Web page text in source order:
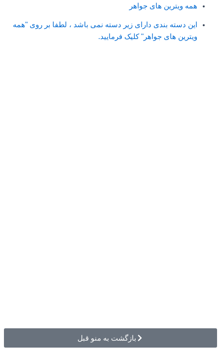
همه ویترین های جواهر
این دسته بندی دارای زیر دسته نمی باشد ، لطفا بر روی "همه
ویترین های جواهر" کلیک فرمایید.
بازگشت به منو قبل